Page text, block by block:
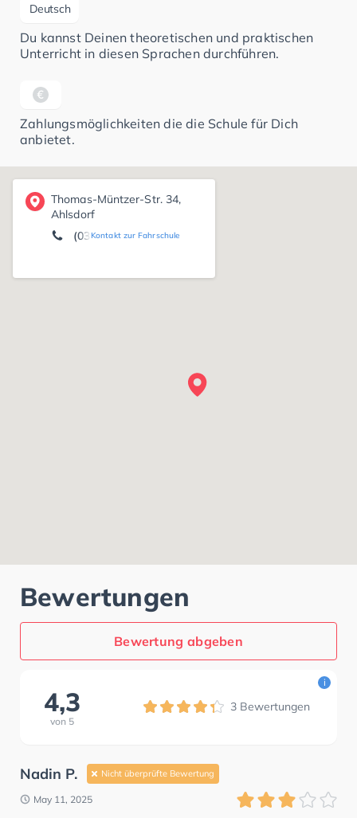
Deutsch
Du kannst Deinen theoretischen und praktischen
Unterricht in diesen Sprachen durchführen.
Zahlungsmöglichkeiten die die Schule für Dich
anbietet.
Thomas-Müntzer-Str. 34,
Ahlsdorf
Kontakt zur Fahrschule
(035362) 63 53
Bewertungen
Bewertung abgeben
4,3
von 5
3 Bewertungen
i
Nadin P. Nicht überprüfte Bewertung
May 11, 2025